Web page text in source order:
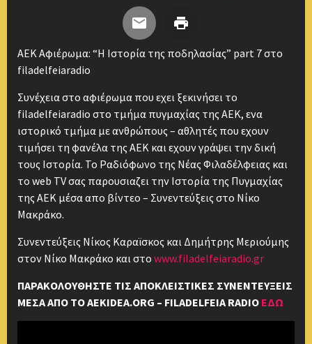
AEK Αφιέρωμα: “H Ιστορία της ποδηλασίας” part 7 στο
filadelfeiaradio
Συνέχεια στο αφιέρωμα που εχει ξεκινήσει το
filadelfeiaradio στο τμήμα πυγμαχίας της ΑΕΚ, ενα
ιστορικό τμήμα με ανθρώπους – αθλητές που εχουν
τιμήσει τη φανέλα της ΑΕΚ και εχουν γράψει την δική
τους Ιστορία. Το Ραδιόφωνο της Νέας Φιλαδέλφειας και
το web TV σας παρουσιαζει την Ιστορία της Πυγμαχίας
της ΑΕΚ μέσα απο βίντεο – Συνεντεύξεις στο Νίκο
Μακράκο.
Συνεντεύξεις Νίκος Καραϊσκος και Δημήτρης Μεριούμης
στον Νίκο Μακράκο και στο www.filadelfeiaradio.gr
ΠΑΡΑΚΟΛΟΥΘΗΣΤΕ ΤΙΣ ΑΠΟΚΛΕΙΣΤΙΚΕΣ ΣΥΝΕΝΤΕΥΞΕΙΣ
ΜΕΣΑ ΑΠΟ ΤΟ AEKIDEA.ORG – FILADELFEIA RADIO ΕΔΩ